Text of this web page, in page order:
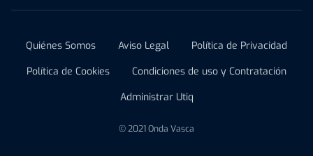
Quiénes Somos Aviso Legal
Política de Privacidad
Política de Cookies
Condiciones de uso y Contratación
Administrar Utiq
© 2021 Onda Vasca